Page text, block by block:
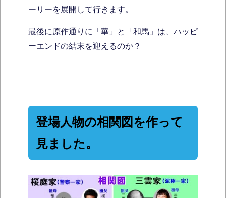
ーリーを展開して行きます。
最後に原作通りに「華」と「和馬」は、ハッピ
ーエンドの結末を迎えるのか？
登場人物の相関図を作って
見ました。